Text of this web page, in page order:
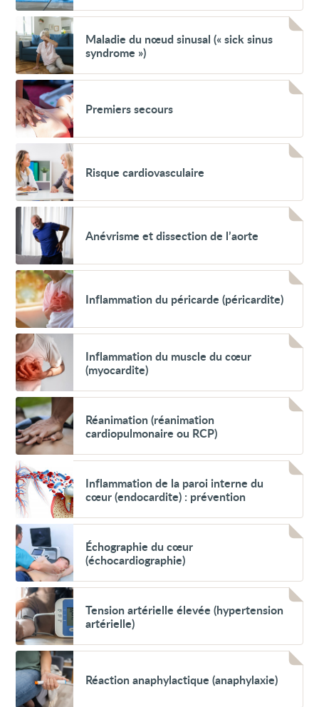
(tachycardie)
l’électrocardiogramme
(ECG)
Voir
Maladie
du
nœud
sinusal
(«
sick
sinus
syndrome
»)
Maladie du nœud sinusal (« sick sinus
syndrome »)
Voir
Premiers
secours
Premiers secours
Voir
Risque
cardiovasculaireRisque cardiovasculaire
Voir
Anévrisme
et
dissection
de
l’aorte
Anévrisme et dissection de l’aorte
Voir
Inflammation
du
péricarde
(péricardite)
Inflammation du péricarde (péricardite)
Voir
Inflammation
du
muscle
du
cœur
(myocardite)
Inflammation du muscle du cœur
(myocardite)
Voir
Réanimation
(réanimation
cardiopulmonaire
ou
RCP)
Réanimation (réanimation
cardiopulmonaire ou RCP)
Voir
Inflammation
de
la
paroi
interne
du
cœur
(endocardite)
:
prévention
Inflammation de la paroi interne du
cœur (endocardite) : prévention
Voir
Échographie
du
cœur
(échocardiographie)
Échographie du cœur
(échocardiographie)
Voir
Tension
artérielle
élevée
(hypertension
artérielle)
Tension artérielle élevée (hypertension
artérielle)
Voir
Réaction
anaphylactique
(anaphylaxie)
Réaction anaphylactique (anaphylaxie)